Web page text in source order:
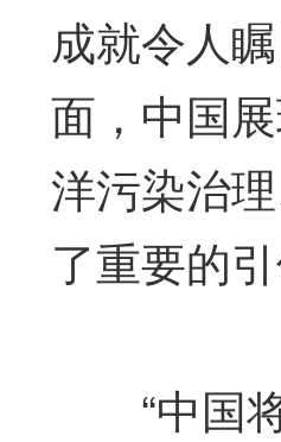
成就令人
面，中国
洋污染治
了重要的引
“中国将